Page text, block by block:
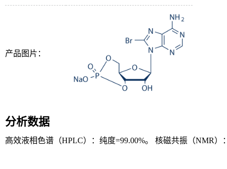
产品图片：
分析数据
高效液相色谱（HPLC）：纯度=99.00%。 核磁共振（NMR）